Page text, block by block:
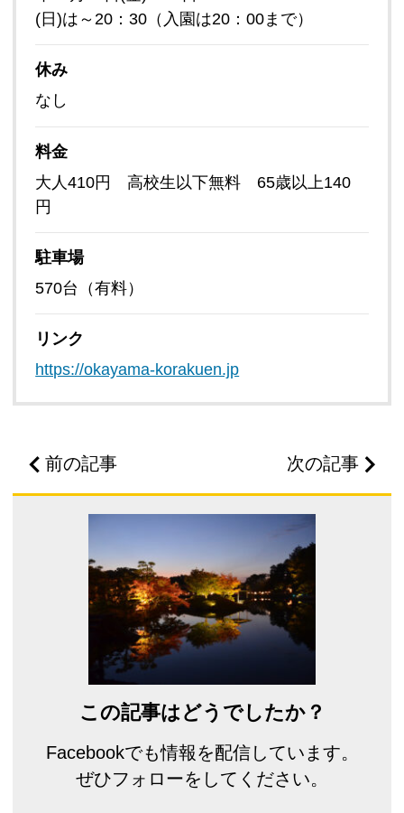
(日)は～20：30（入園は20：00まで）
休み
なし
料金
大人410円 高校生以下無料 65歳以上140
円
駐車場
570台（有料）
リンク
https://okayama-korakuen.jp
前の記事 次の記事
この記事はどうでしたか？
Facebookでも情報を配信しています。
ぜひフォローをしてください。